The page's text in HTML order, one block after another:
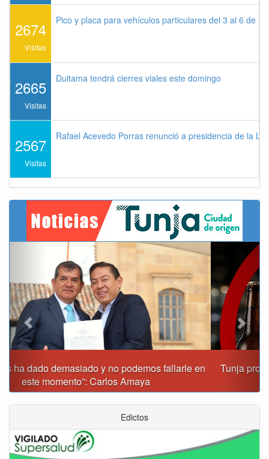
2674
Visitas
Pico y placa para vehículos particulares del 3 al 6 de
2665
Visitas
Duitama tendrá cierres viales este domingo
2567
Visitas
Rafael Acevedo Porras renunció a presidencia de la
Tunja prohibirá este viernes la venta de licor, el uso de
drones y otras actividades
Previous Next
Edictos